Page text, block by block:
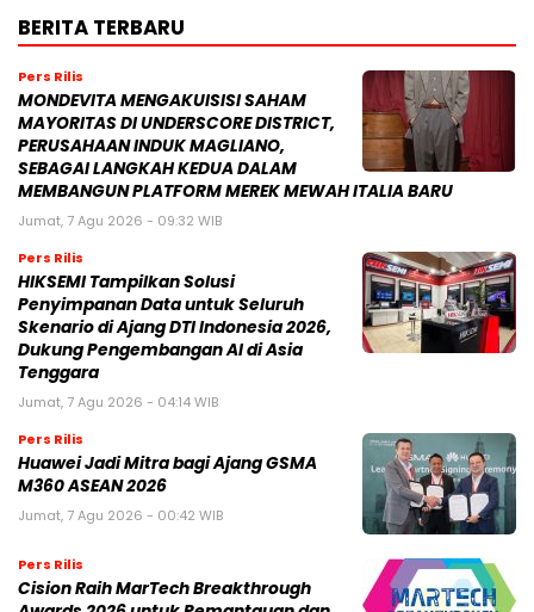
BERITA TERBARU
Pers Rilis
MONDEVITA MENGAKUISISI SAHAM
MAYORITAS DI UNDERSCORE DISTRICT,
PERUSAHAAN INDUK MAGLIANO,
SEBAGAI LANGKAH KEDUA DALAM
MEMBANGUN PLATFORM MEREK MEWAH ITALIA BARU
Jumat, 7 Agu 2026 - 09:32 WIB
Pers Rilis
HIKSEMI Tampilkan Solusi
Penyimpanan Data untuk Seluruh
Skenario di Ajang DTI Indonesia 2026,
Dukung Pengembangan AI di Asia
Tenggara
Jumat, 7 Agu 2026 - 04:14 WIB
Pers Rilis
Huawei Jadi Mitra bagi Ajang GSMA
M360 ASEAN 2026
Jumat, 7 Agu 2026 - 00:42 WIB
Pers Rilis
Cision Raih MarTech Breakthrough